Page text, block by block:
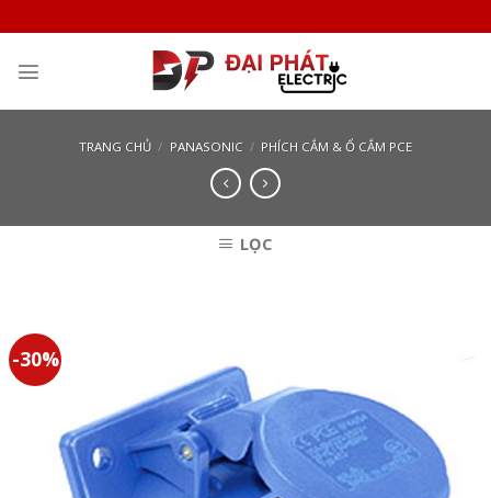
to
content
TRANG CHỦ / PANASONIC / PHÍCH CẮM & Ổ CẮM PCE
LỌC
-30%